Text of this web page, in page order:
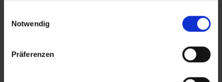
Notwendig
Präferenzen
SRT-Untertitel